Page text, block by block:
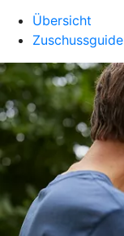
Übersicht
Zuschussguide